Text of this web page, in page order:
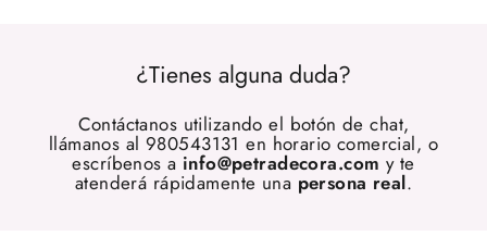
¿Tienes alguna duda?
Contáctanos utilizando el botón de chat,
llámanos al 980543131 en horario comercial, o
escríbenos a info@petradecora.com y te
atenderá rápidamente una persona real.